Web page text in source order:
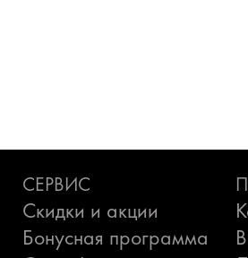
СЕРВИС
Скидки и акции
Бонусная программа